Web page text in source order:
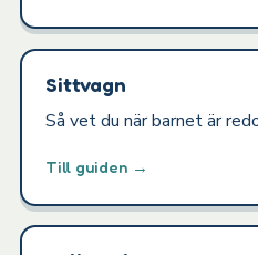
Sittvagn
Så vet du när barnet är
Till guiden →